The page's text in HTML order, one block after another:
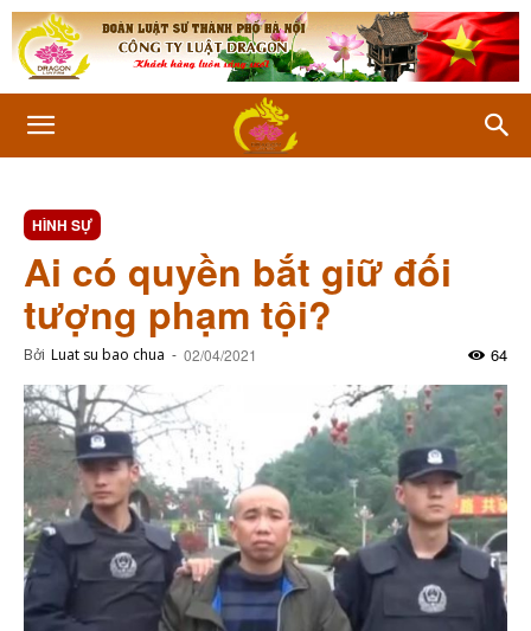
HÌNH SỰ
Ai có quyền bắt giữ đối
tượng phạm tội?
Bởi Luat su bao chua - 02/04/2021 64